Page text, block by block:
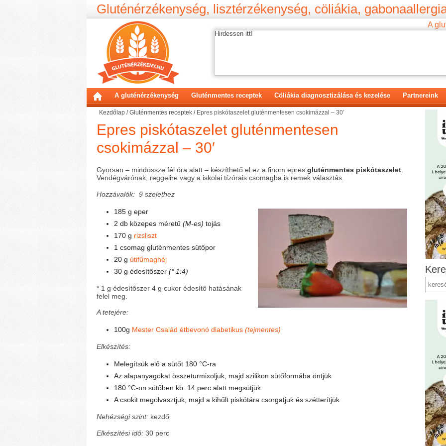
Gluténérzékenység, lisztérzékenység, cöliákia,
A
Hirdessen itt!
A gluténérzékenység Gluténmentes receptek Cöliákia diagnosztizálása és kezelése Partnereink
Kezdőlap /Gluténmentes receptek / Epres piskótaszelet gluténmentesen csokimázzal – 30′
Epres piskótaszelet gluténmentesen
csokimázzal – 30′
Gyorsan – mindössze fél óra alatt – készíthető el ez a finom epres gluténmentes piskótaszelet
Vendégvárónak, reggelire vagy a iskolai tízórais csomagba is remek választás.
Hozzávalók: 9 szelethez
185 g eper
2 db közepes méretű (M-es) tojás
170 g rizsliszt
1 csomag gluténmentes sütőpor
20 g útifűmaghéj
30 g édesítőszer (* 1:4)
* 1 g édesítőszer 4 g cukor édesítő hatásának
felel meg.
A tetejére:
100g Mester Család étbevonó diabetikus (tejmentes)
Elkészítés:
Melegítsük elő a sütőt 180 °C-ra
Az alapanyagokat összeturmixoljuk, majd szilikon sütőformába öntjük
180 °C-on sütőben kb. 14 perc alatt megsütjük
A csokit megolvasztjuk, majd a kihűlt piskótára csorgatjuk és szétterítjük
Nehézségi szint: kezdő
Elkészítési idő: 30 perc